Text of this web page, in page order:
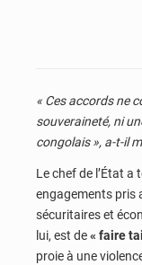
« Ces accords ne
souveraineté, ni
congolais », a-t-il
Le chef de l’État
engagements pris
sécuritaires et
lui, est de« faire
proie à une